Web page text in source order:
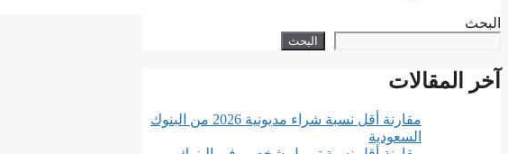
البحث
البحث
آخر المقالات
مقارنة أقل نسبة شراء مديونية 2026 من البنوك
السعودية